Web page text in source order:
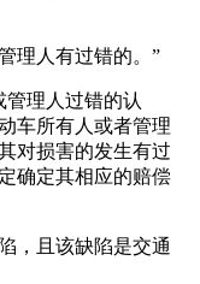
理人有过错的。”
管理人过错的认
车所有人或者管理
对损害的发生有过
确定其相应的赔偿
，且该缺陷是交通